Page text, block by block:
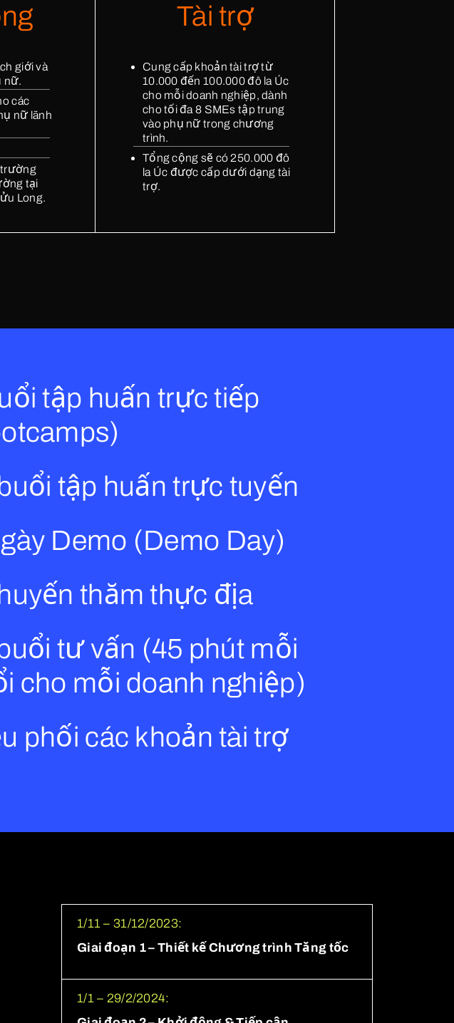
Back to global website
giới và
nữ.
các
nữ lãnh
tại
Long.
Tài trợ
Cung cấp khoản tài trợ từ
10.000 đến 100.000 đô la Úc
cho mỗi doanh nghiệp, dành
cho tối đa 8 SMEs tập trung
vào phụ nữ trong chương
trình.
Tổng cộng sẽ có 250.000 đô
la Úc được cấp dưới dạng tài
trợ.
tập huấn trực tiếp
tập huấn trực tuyến
Demo (Demo Day)
thăm thực địa
tư vấn (45 phút mỗi
cho mỗi doanh nghiệp)
phối các khoản tài trợ
1/11 – 31/12/2023:
Giai đoạn 1 – Thiết kế Chương trình Tăng tốc
1/1 – 29/2/2024: